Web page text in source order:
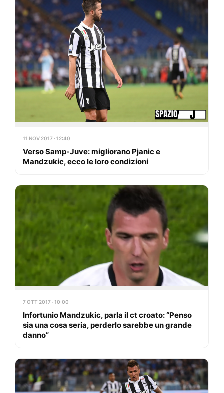
11 NOV 2017 · 12:40
Verso Samp-Juve: migliorano Pjanic e
Mandzukic, ecco le loro condizioni
7 OTT 2017 · 10:00
Infortunio Mandzukic, parla il ct croato: “Penso
sia una cosa seria, perderlo sarebbe un grande
danno”